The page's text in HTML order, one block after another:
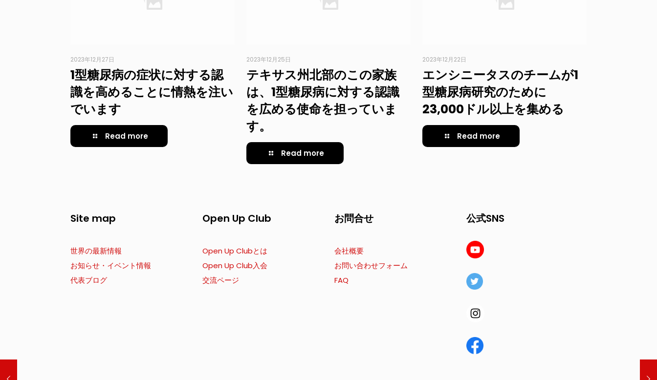
2023年12月27日
1型糖尿病の症状に対する認
識を高めることに情熱を注い
でいます
Read more
2023年12月25日
テキサス州北部のこの家族
は、1型糖尿病に対する認識
を広める使命を担っていま
す。
Read more
2023年12月22日
エンシニータスのチームが1
型糖尿病研究のために
23,000ドル以上を集める
Read more
Site map
世界の最新情報
お知らせ・イベント情報
代表ブログ
Open Up Club
Open Up Clubとは
Open Up Club入会
交流ページ
お問合せ
会社概要
お問い合わせフォーム
FAQ
公式SNS